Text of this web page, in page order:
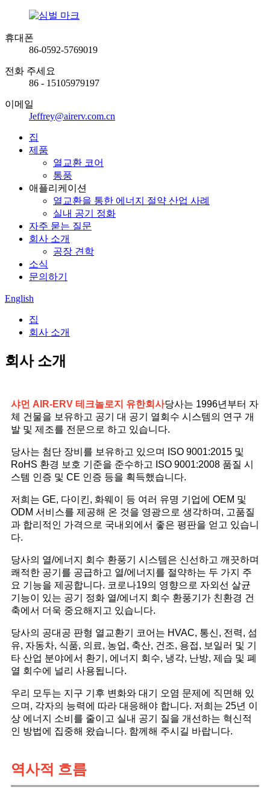
휴대폰
86-0592-5769019
전화 주세요
86 - 15105979197
이메일
Jeffrey@airerv.com.cn
집
제품
열교환 코어
통풍
애플리케이션
열교환을 통한 에너지 절약 산업 사례
실내 공기 정화
자주 묻는 질문
회사 소개
공장 견학
소식
문의하기
English
집
회사 소개
회사 소개
샤먼 AIR-ERV 테크놀로지 유한회사당사는 1996년부터 자
체 건물을 보유하고 공기 대 공기 열회수 시스템의 연구 개
발 및 제조를 전문으로 하고 있습니다.
당사는 첨단 장비를 보유하고 있으며 ISO 9001:2015 및
RoHS 환경 보호 기준을 준수하고 ISO 9001:2008 품질 시
스템 인증 및 CE 인증 등을 획득했습니다.
저희는 GE, 다이킨, 화웨이 등 여러 유명 기업에 OEM 및
ODM 서비스를 제공해 온 것을 영광으로 생각하며, 고품질
과 합리적인 가격으로 국내외에서 좋은 평판을 얻고 있습니
다.
당사의 열/에너지 회수 환풍기 시스템은 신선하고 깨끗하며
쾌적한 공기를 공급하고 열/에너지를 절약하는 두 가지 주
요 기능을 제공합니다. 코로나19의 영향으로 자외선 살균
기능이 있는 공기 정화 열/에너지 회수 환풍기가 친환경 건
축에서 더욱 중요해지고 있습니다.
당사의 공대공 판형 열교환기 코어는 HVAC, 통신, 전력, 섬
유, 자동차, 식품, 의료, 농업, 축산, 건조, 용접, 보일러 및 기
타 산업 분야에서 환기, 에너지 회수, 냉각, 난방, 제습 및 폐
열 회수에 널리 사용됩니다.
우리 모두는 지구 기후 변화와 대기 오염 문제에 직면해 있
으며, 각자의 능력에 따라 대응해야 합니다. 저희는 25년 이
상 에너지 소비를 줄이고 실내 공기 질을 개선하는 혁신적
인 방법에 집중해 왔습니다. 함께해 주시길 바랍니다.
역사적 흐름